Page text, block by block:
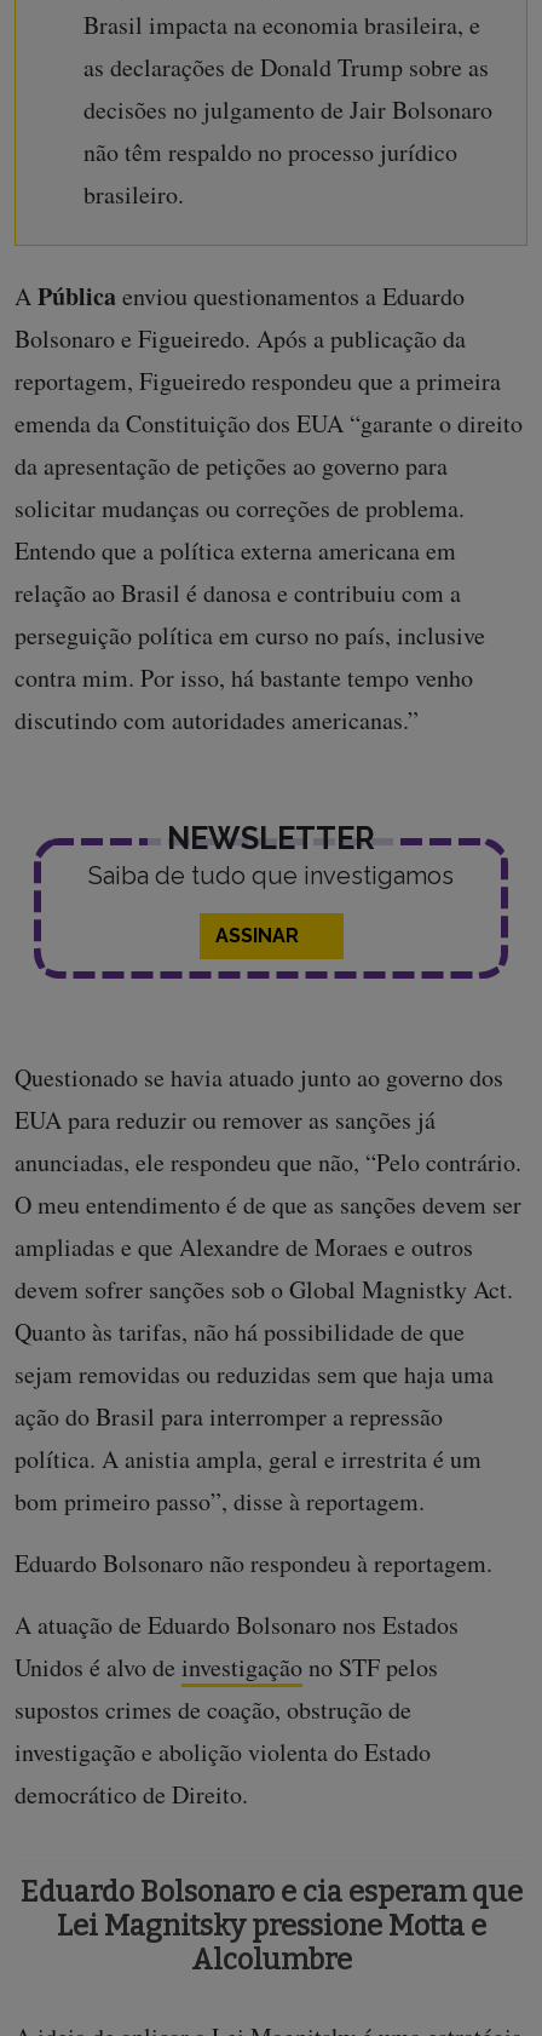
Brasil impacta na economia brasileira, e
as declarações de Donald Trump sobre as
decisões no julgamento de Jair Bolsonaro
não têm respaldo no processo jurídico
brasileiro.
APúblicaenviou questionamentos a Eduardo
Bolsonaro e Figueiredo. Após a publicação da
reportagem, Figueiredo respondeu que a primeira
emenda da Constituição dos EUA “garante o direito
da apresentação de petições ao governo para
solicitar mudanças ou correções de problema.
Entendo que a política externa americana em
relação ao Brasil é danosa e contribuiu com a
perseguição política em curso no país, inclusive
contra mim. Por isso, há bastante tempo venho
discutindo com autoridades americanas.”
NEWSLETTER
Saiba de tudo que investigamos
ASSINAR
Questionado se havia atuado junto ao governo dos
EUA para reduzir ou remover as sanções já
anunciadas, ele respondeu que não, “Pelo contrário.
O meu entendimento é de que as sanções devem ser
ampliadas e que Alexandre de Moraes e outros
devem sofrer sanções sob o Global Magnistky Act.
Quanto às tarifas, não há possibilidade de que
sejam removidas ou reduzidas sem que haja uma
ação do Brasil para interromper a repressão
política. A anistia ampla, geral e irrestrita é um
bom primeiro passo”, disse à reportagem.
Eduardo Bolsonaro não respondeu à reportagem.
A atuação de Eduardo Bolsonaro nos Estados
Unidos é alvo de investigaçãono STF pelos
supostos crimes de coação, obstrução de
investigação e abolição violenta do Estado
democrático de Direito.
Eduardo Bolsonaro e cia esperam que
Lei Magnitsky pressione Motta e
Alcolumbre